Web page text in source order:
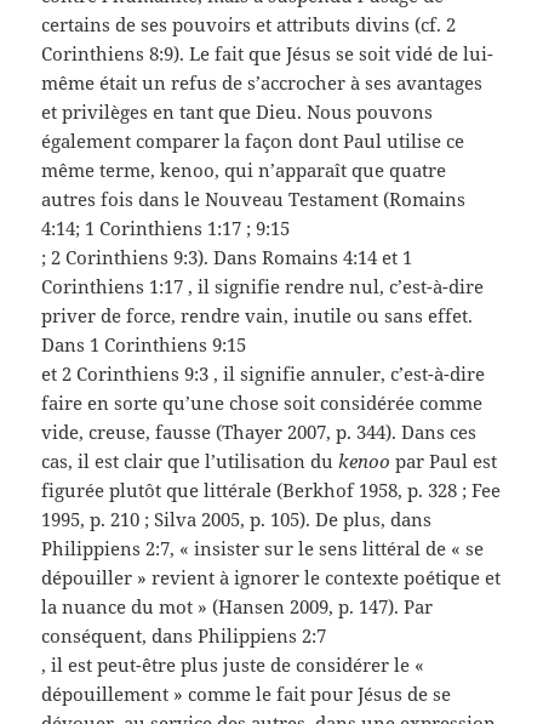
certains de ses pouvoirs et attributs divins (cf. 2
Corinthiens 8:9). Le fait que Jésus se soit vidé de lui-
même était un refus de s’accrocher à ses avantages
et privilèges en tant que Dieu. Nous pouvons
également comparer la façon dont Paul utilise ce
même terme, kenoo, qui n’apparaît que quatre
autres fois dans le Nouveau Testament (Romains
4:14; 1 Corinthiens 1:17 ; 9:15
; 2 Corinthiens 9:3). Dans Romains 4:14 et 1
Corinthiens 1:17 , il signifie rendre nul, c’est-à-dire
priver de force, rendre vain, inutile ou sans effet.
Dans 1 Corinthiens 9:15
et 2 Corinthiens 9:3 , il signifie annuler, c’est-à-dire
faire en sorte qu’une chose soit considérée comme
vide, creuse, fausse (Thayer 2007, p. 344). Dans ces
cas, il est clair que l’utilisation dukenoo par Paul est
figurée plutôt que littérale (Berkhof 1958, p. 328 ; Fee
1995, p. 210 ; Silva 2005, p. 105). De plus, dans
Philippiens 2:7, « insister sur le sens littéral de « se
dépouiller » revient à ignorer le contexte poétique et
la nuance du mot » (Hansen 2009, p. 147). Par
conséquent, dans Philippiens 2:7
, il est peut-être plus juste de considérer le «
dépouillement » comme le fait pour Jésus de se